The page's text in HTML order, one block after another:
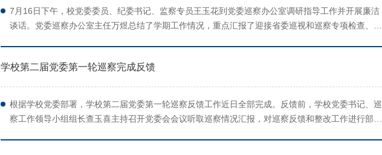
7月16日下午，校党委委员、纪委书记、监察专员王玉花到党委巡察办公室调研指导工作并开展廉洁
谈话。党委巡察办公室主任万煜总结了学期工作情况，重点汇报了迎接省委巡视和巡察专项检查、推
学校第二届党委第一轮巡察完成反馈
根据学校党委部署，学校第二届党委第一轮巡察反馈工作近日全部完成。反馈前，学校党委书记、巡
察工作领导小组组长查玉喜主持召开党委会会议听取巡察情况汇报，对巡察反馈和整改工作进行部